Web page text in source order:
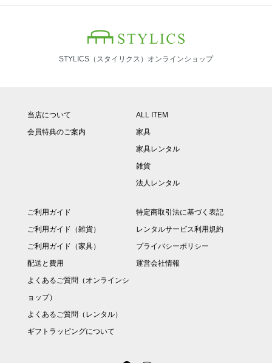
STYLICS（スタイリクス）オンラインショップ
当店について
会員特典のご案内
ALL ITEM
家具
家具レンタル
雑貨
法人レンタル
ご利用ガイド
ご利用ガイド（雑貨）
ご利用ガイド（家具）
配送と費用
よくあるご質問（オンラインシ
ョップ）
よくあるご質問（レンタル）
ギフトラッピングについて
特定商取引法に基づく表記
レンタルサービス利用規約
プライバシーポリシー
運営会社情報